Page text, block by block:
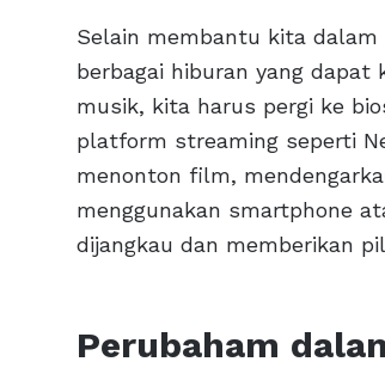
Selain membantu kita
berbagai hiburan yang
musik, kita harus pergi ke
platform streaming seperti
menonton film,
menggunakan smartphone
dijangkau dan memberikan
Perubaham